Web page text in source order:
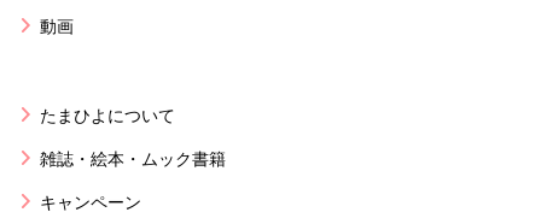
動画
たまひよについて
雑誌・絵本・ムック書籍
キャンペーン